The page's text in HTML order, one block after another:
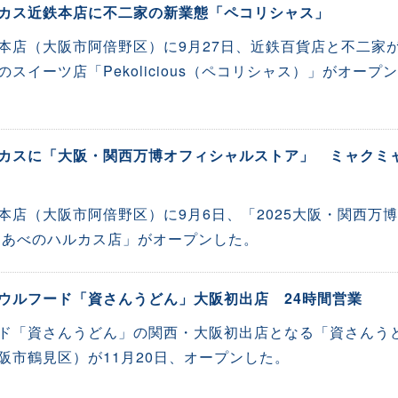
ス近鉄本店に不二家の新業態「ペコリシャス」
店（大阪市阿倍野区）に9月27日、近鉄百貨店と不二家
スイーツ店「Pekolicious（ペコリシャス）」がオープン
スに「大阪・関西万博オフィシャルストア」 ミャクミ
店（大阪市阿倍野区）に9月6日、「2025大阪・関西万博
べのハルカス店」がオープンした。
ルフード「資さんうどん」大阪初出店 24時間営業
「資さんうどん」の関西・大阪初出店となる「資さんう
市鶴見区）が11月20日、オープンした。